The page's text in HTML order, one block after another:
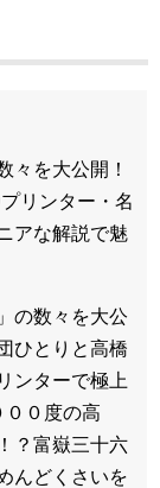
々を大公開！
リンター・名
アな解説で魅
の数々を大公
ひとりと高橋
ンターで極上
０度の高
？富嶽三十六
んどくさいを